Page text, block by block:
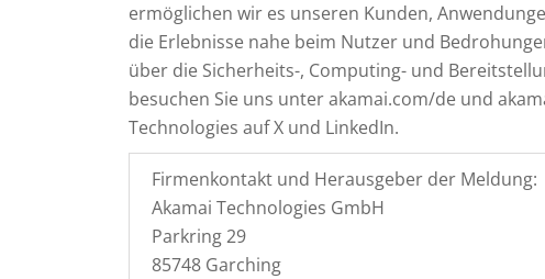
ermöglichen wir es unseren Kunden,
die Erlebnisse nahe beim Nutzer und
über die Sicherheits-, Computing- und
besuchen Sie uns unter akamai.com/de und
Technologies auf X und LinkedIn.
Firmenkontakt und Herausgeber der Meldung:
Akamai Technologies GmbH
Parkring 29
85748 Garching